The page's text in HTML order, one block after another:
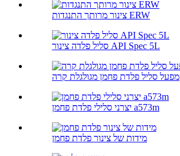
צינור מרותך התנגדות ERW
סליל פלדה צינור API Spec 5L
מפעל סליל פלדת פחמן מגולגלת קרה
יצרני סלילי פלדת פחמן a573m
מידות של צינור פלדת פחמן